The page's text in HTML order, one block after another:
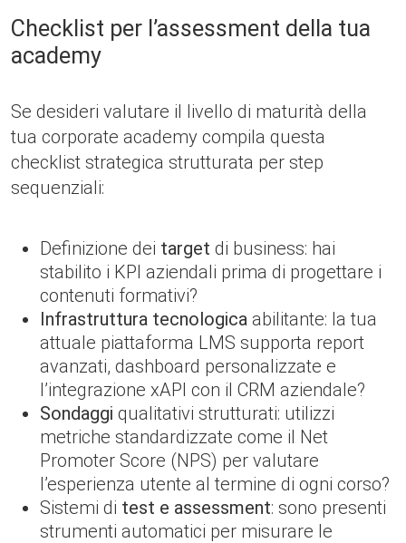
Checklist per l’assessment della tua
academy
Se desideri valutare il livello di maturità della
tua corporate academy compila questa
checklist strategica strutturata per step
sequenziali:
Definizione dei target di business: hai
stabilito i KPI aziendali prima di progettare i
contenuti formativi?
Infrastruttura tecnologica abilitante: la tua
attuale piattaforma LMS supporta report
avanzati, dashboard personalizzate e
l’integrazione xAPI con il CRM aziendale?
Sondaggi qualitativi strutturati: utilizzi
metriche standardizzate come il Net
Promoter Score (NPS) per valutare
l’esperienza utente al termine di ogni corso?
Sistemi di test e assessment: sono presenti
strumenti automatici per misurare le